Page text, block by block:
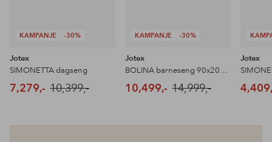
KAMPANJE -30%
Jotex
SIMONETTA dagseng
7,279,- 10,399,-
KAMPANJE -30%
Jotex
BOLINA barneseng 90x200 cm
10,499,- 14,999,-
Jotex